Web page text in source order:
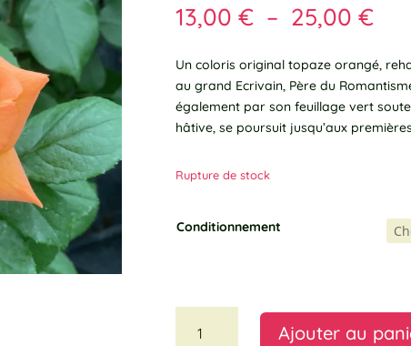
13,00€ – 25,00€
à
Un coloris original topaze orangé,
au grand Ecrivain, Père du
également par son feuillage vert
hâtive, se poursuit jusqu’aux
Rupture de stock
Conditionnement
Ajouter au